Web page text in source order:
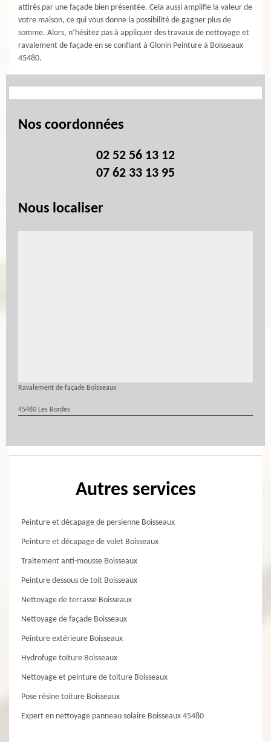
attirés par une façade bien présentée. Cela aussi amplifie la valeur de
votre maison, ce qui vous donne la possibilité de gagner plus de
somme. Alors, n’hésitez pas à appliquer des travaux de nettoyage et
ravalement de façade en se confiant à Glonin Peinture à Boisseaux
45480.
Nos coordonnées
02 52 56 13 12
07 62 33 13 95
Nous localiser
Ravalement de façade Boisseaux
45460 Les Bordes
Autres services
Peinture et décapage de persienne Boisseaux
Peinture et décapage de volet Boisseaux
Traitement anti-mousse Boisseaux
Peinture dessous de toit Boisseaux
Nettoyage de terrasse Boisseaux
Nettoyage de façade Boisseaux
Peinture extérieure Boisseaux
Hydrofuge toiture Boisseaux
Nettoyage et peinture de toiture Boisseaux
Pose résine toiture Boisseaux
Expert en nettoyage panneau solaire Boisseaux 45480